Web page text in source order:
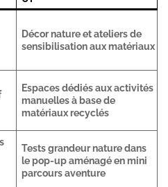
Décor nature et ateliers de
sensibilisation aux matériaux
Espaces dédiés aux activités
manuelles à base de
matériaux recyclés
Tests grandeur nature dans
le pop-up aménagé en mini
parcours aventure